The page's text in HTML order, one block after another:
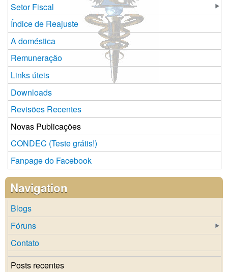
Setor Fiscal
Índice de Reajuste
A doméstica
Remuneração
Links úteis
Downloads
Revisões Recentes
Novas Publicações
CONDEC (Teste grátis!)
Fanpage do Facebook
Navigation
Blogs
Fóruns
Contato
Posts recentes